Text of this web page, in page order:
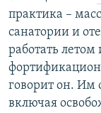
практика –
санатории и
работать
говорит он. Им
включая